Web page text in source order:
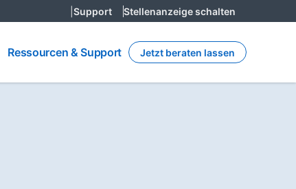
Support Stellenanzeige schalten
Ressourcen
& Support
Ressourcen & Support Jetzt beraten lassen